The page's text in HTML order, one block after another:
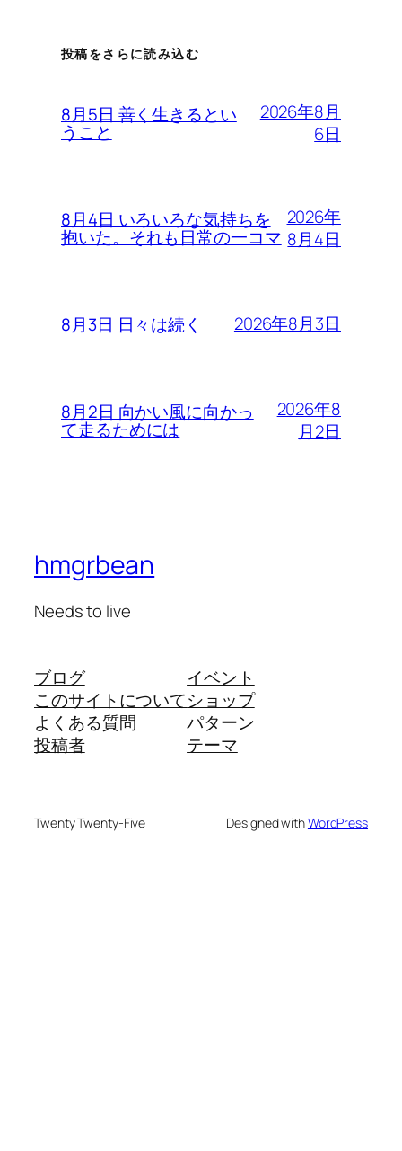
投稿をさらに読み込む
8月5日 善く生きるとい
うこと
2026年8月
6日
8月4日 いろいろな気持ちを
抱いた。それも日常の一コマ
2026年
8月4日
8月3日 日々は続く 2026年8月3日
8月2日 向かい風に向かっ
て走るためには
2026年8
月2日
hmgrbean
Needs to live
ブログ
このサイトについて
よくある質問
投稿者
イベント
ショップ
パターン
テーマ
Twenty Twenty-Five Designed withWordPress